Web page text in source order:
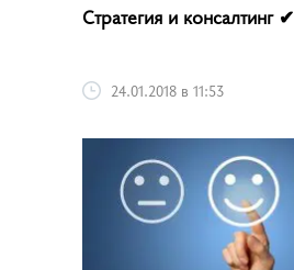
Стратегия и консалтинг ✔
24.01.2018 в 11:53